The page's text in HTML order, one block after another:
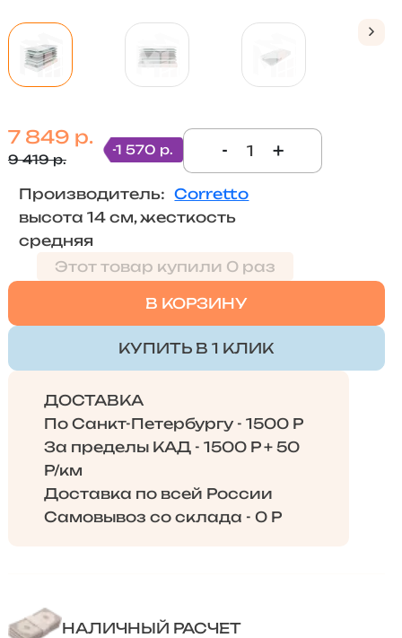
7 849 р.
9 419 р.
-1 570 р. - +
Производитель: Corretto
высота 14 см, жесткость
средняя
Этот товар купили 0 раз
В КОРЗИНУ
КУПИТЬ В 1 КЛИК
ДОСТАВКА
По Санкт-Петербургу - 1500 Р
За пределы КАД - 1500 Р + 50
Р/км
Доставка по всей России
Самовывоз со склада - 0 Р
НАЛИЧНЫЙ РАСЧЕТ